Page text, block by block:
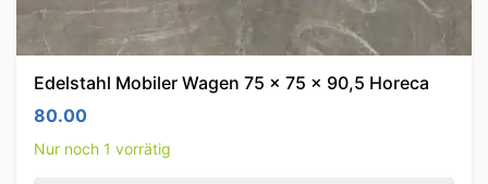
Edelstahl Mobiler Wagen 75 x 75 x 90,5 Horeca
80.00
Nur noch 1 vorrätig